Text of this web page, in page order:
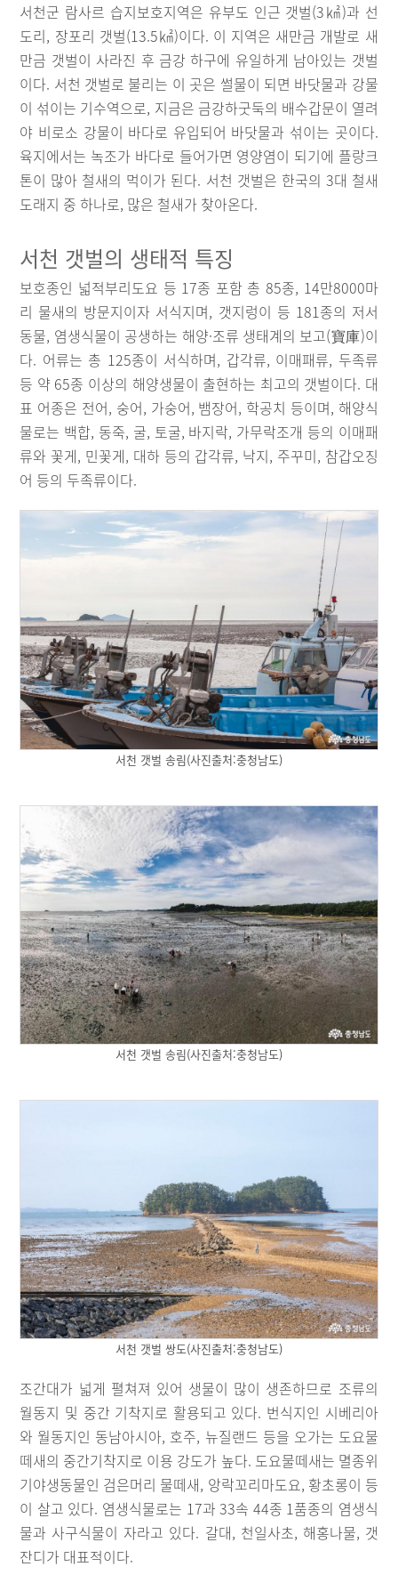
서천군 람사르 습지보호지역은 유부도 인근 갯벌(3㎢)과 선
도리, 장포리 갯벌(13.5㎢)이다. 이 지역은 새만금 개발로 새
만금 갯벌이 사라진 후 금강 하구에 유일하게 남아있는 갯벌
이다. 서천 갯벌로 불리는 이 곳은 썰물이 되면 바닷물과 강물
이 섞이는 기수역으로, 지금은 금강하굿둑의 배수갑문이 열려
야 비로소 강물이 바다로 유입되어 바닷물과 섞이는 곳이다.
육지에서는 녹조가 바다로 들어가면 영양염이 되기에 플랑크
톤이 많아 철새의 먹이가 된다. 서천 갯벌은 한국의 3대 철새
도래지 중 하나로, 많은 철새가 찾아온다.
서천 갯벌의 생태적 특징
보호종인 넓적부리도요 등 17종 포함 총 85종, 14만8000마
리 물새의 방문지이자 서식지며, 갯지렁이 등 181종의 저서
동물, 염생식물이 공생하는 해양·조류 생태계의 보고(寶庫)이
다. 어류는 총 125종이 서식하며, 갑각류, 이매패류, 두족류
등 약 65종 이상의 해양생물이 출현하는 최고의 갯벌이다. 대
표 어종은 전어, 숭어, 가숭어, 뱀장어, 학공치 등이며, 해양식
물로는 백합, 동죽, 굴, 토굴, 바지락, 가무락조개 등의 이매패
류와 꽃게, 민꽃게, 대하 등의 갑각류, 낙지, 주꾸미, 참갑오징
어 등의 두족류이다.
서천 갯벌 송림(사진출처:충청남도)
서천 갯벌 송림(사진출처:충청남도)
서천 갯벌 쌍도(사진출처:충청남도)
조간대가 넓게 펼쳐져 있어 생물이 많이 생존하므로 조류의
월동지 및 중간 기착지로 활용되고 있다. 번식지인 시베리아
와 월동지인 동남아시아, 호주, 뉴질랜드 등을 오가는 도요물
떼새의 중간기착지로 이용 강도가 높다. 도요물떼새는 멸종위
기야생동물인 검은머리 물떼새, 앙락꼬리마도요, 황초롱이 등
이 살고 있다. 염생식물로는 17과 33속 44종 1품종의 염생식
물과 사구식물이 자라고 있다. 갈대, 천일사초, 해홍나물, 갯
잔디가 대표적이다.